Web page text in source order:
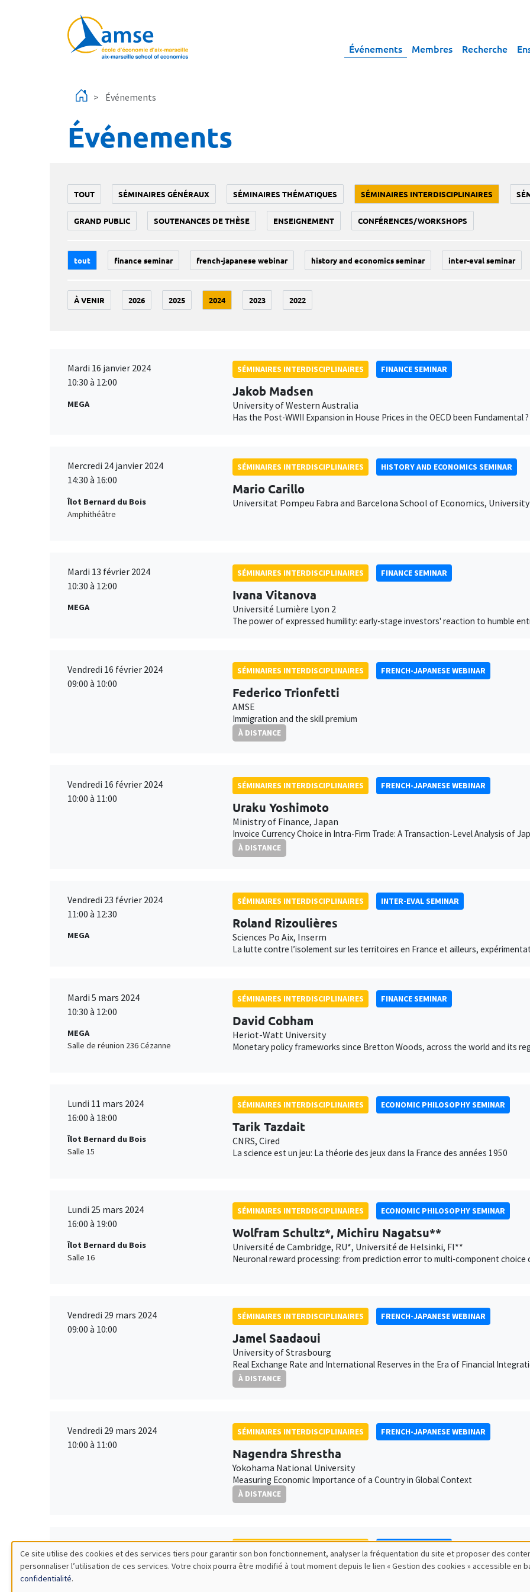
Événements Membres Recherche
Événements
Événements
TOUT SÉMINAIRES GÉNÉRAUX SÉMINAIRES THÉMATIQUES SÉMINAIRES INTERDISCIPLINAIRES
GRAND PUBLIC SOUTENANCES DE THÈSE ENSEIGNEMENT CONFÉRENCES/WORKSHOPS
tout finance seminar french-japanese webinar history and economics seminar inter-eval seminar
À VENIR 2026 2025 2024 2023 2022
Mardi 16 janvier 2024
10:30 à 12:00
MEGA
SÉMINAIRES INTERDISCIPLINAIRES FINANCE SEMINAR
Jakob Madsen
University of Western Australia
Has the Post-WWII Expansion in House Prices in the OECD been Fundamental ?
Mercredi 24 janvier 2024
14:30 à 16:00
Îlot Bernard du Bois
Amphithéâtre
SÉMINAIRES INTERDISCIPLINAIRES HISTORY AND ECONOMICS SEMINAR
Mario Carillo
Universitat Pompeu Fabra and Barcelona School of Economics, University
Mardi 13 février 2024
10:30 à 12:00
MEGA
SÉMINAIRES INTERDISCIPLINAIRES FINANCE SEMINAR
Ivana Vitanova
Université Lumière Lyon 2
The power of expressed humility: early-stage investors' reaction to humble
Vendredi 16 février 2024
09:00 à 10:00
SÉMINAIRES INTERDISCIPLINAIRES FRENCH-JAPANESE WEBINAR
Federico Trionfetti
AMSE
Immigration and the skill premium
À DISTANCE
Vendredi 16 février 2024
10:00 à 11:00
SÉMINAIRES INTERDISCIPLINAIRES FRENCH-JAPANESE WEBINAR
Uraku Yoshimoto
Ministry of Finance, Japan
Invoice Currency Choice in Intra-Firm Trade: A Transaction-Level Analysis of
À DISTANCE
Vendredi 23 février 2024
11:00 à 12:30
MEGA
SÉMINAIRES INTERDISCIPLINAIRES INTER-EVAL SEMINAR
Roland Rizoulières
Sciences Po Aix, Inserm
La lutte contre l’isolement sur les territoires en France et ailleurs,
Mardi 5 mars 2024
10:30 à 12:00
MEGA
Salle de réunion 236 Cézanne
SÉMINAIRES INTERDISCIPLINAIRES FINANCE SEMINAR
David Cobham
Heriot-Watt University
Monetary policy frameworks since Bretton Woods, across the world and its
Lundi 11 mars 2024
16:00 à 18:00
Îlot Bernard du Bois
Salle 15
SÉMINAIRES INTERDISCIPLINAIRES ECONOMIC PHILOSOPHY SEMINAR
Tarik Tazdait
CNRS, Cired
La science est un jeu: La théorie des jeux dans la France des années 1950
Lundi 25 mars 2024
16:00 à 19:00
Îlot Bernard du Bois
Salle 16
SÉMINAIRES INTERDISCIPLINAIRES ECONOMIC PHILOSOPHY SEMINAR
Wolfram Schultz*, Michiru Nagatsu**
Université de Cambridge, RU*, Université de Helsinki, FI**
Neuronal reward processing: from prediction error to multi-component choice
Vendredi 29 mars 2024
09:00 à 10:00
SÉMINAIRES INTERDISCIPLINAIRES FRENCH-JAPANESE WEBINAR
Jamel Saadaoui
University of Strasbourg
Real Exchange Rate and International Reserves in the Era of Financial
À DISTANCE
Vendredi 29 mars 2024
10:00 à 11:00
SÉMINAIRES INTERDISCIPLINAIRES FRENCH-JAPANESE WEBINAR
Nagendra Shrestha
Yokohama National University
Measuring Economic Importance of a Country in Global Context
À DISTANCE
Mardi 9 avril 2024
10:30 à 12:00
MEGA
Olga Tatarnikova
Utilisation
Ce site utilise des cookies et des services tiers pour garantir son bon fonctionnement, analyser la fréquentation du site et proposer des
personnaliser l’utilisation de ces services. Votre choix pourra être modifié à tout moment depuis le lien « Gestion des cookies » accessible en
confidentialité.